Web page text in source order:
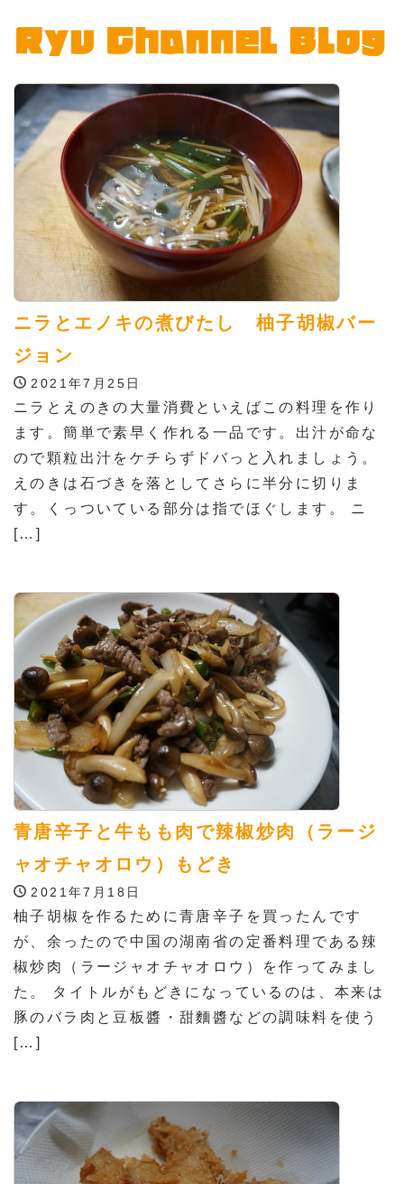
ニラとエノキの煮びたし 柚子胡椒バー
ジョン
2021年7月25日
ニラとえのきの大量消費といえばこの料理を作り
ます。簡単で素早く作れる一品です。出汁が命な
ので顆粒出汁をケチらずドバっと入れましょう。
えのきは石づきを落としてさらに半分に切りま
す。くっついている部分は指でほぐします。 ニ
[…]
青唐辛子と牛もも肉で辣椒炒肉（ラージ
ャオチャオロウ）もどき
2021年7月18日
柚子胡椒を作るために青唐辛子を買ったんです
が、余ったので中国の湖南省の定番料理である辣
椒炒肉（ラージャオチャオロウ）を作ってみまし
た。 タイトルがもどきになっているのは、本来は
豚のバラ肉と豆板醬・甜麵醬などの調味料を使う
[…]